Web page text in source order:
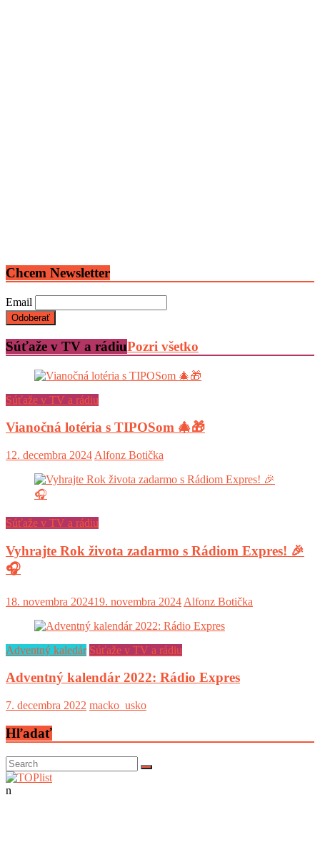
Chcem Newsletter
Email
Súťaže v TV a rádiuPozri všetko
Súťaže v TV a rádiu
Vianočná lotéria s TIPOSom 🎄🎁
12. decembra 2024 Alfonz Botička
Súťaže v TV a rádiu
Vyhrajte Rok života zadarmo s Rádiom Expres! 🎉
🎧
18. novembra 202419. novembra 2024 Alfonz Botička
Adventný kaledár Súťaže v TV a rádiu
Adventný kalendár 2022: Rádio Expres
7. decembra 2022 macko_usko
Hľadať
n